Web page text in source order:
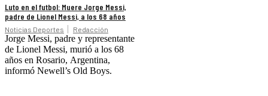
Luto en el futbol: Muere Jorge Messi,
padre de Lionel Messi, a los 68 años
Noticias Deportes Redacción
Jorge Messi, padre y representante
de Lionel Messi, murió a los 68
años en Rosario, Argentina,
informó Newell’s Old Boys.